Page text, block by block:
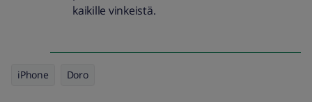
kaikille vinkeistä.
iPhone Doro